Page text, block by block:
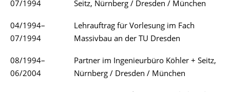
07/1994
Seitz, Nürnberg / Dresden / München
04/1994–
07/1994
Lehrauftrag für Vorlesung im Fach
Massivbau an der TU Dresden
08/1994–
06/2004
Partner im Ingenieurbüro Köhler + Seitz,
Nürnberg / Dresden / München